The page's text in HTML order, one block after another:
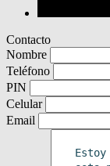
Contacto
Nombre
Teléfono
PIN
Celular
Email